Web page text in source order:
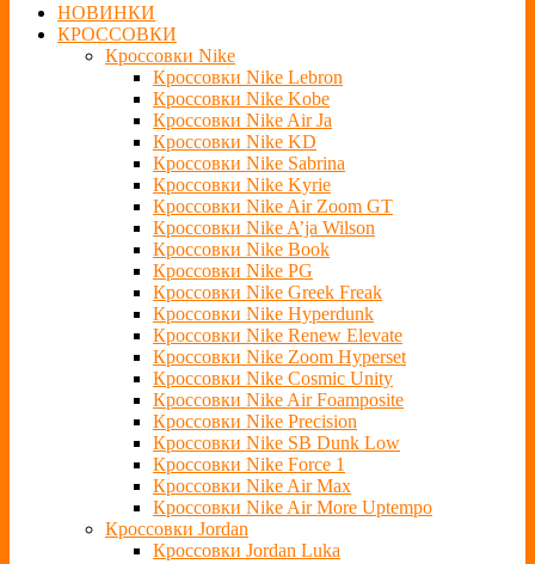
НОВИНКИ
КРОССОВКИ
Кроссовки Nike
Кроссовки Nike Lebron
Кроссовки Nike Kobe
Кроссовки Nike Air Ja
Кроссовки Nike KD
Кроссовки Nike Sabrina
Кроссовки Nike Kyrie
Кроссовки Nike Air Zoom GT
Кроссовки Nike A’ja Wilson
Кроссовки Nike Book
Кроссовки Nike PG
Кроссовки Nike Greek Freak
Кроссовки Nike Hyperdunk
Кроссовки Nike Renew Elevate
Кроссовки Nike Zoom Hyperset
Кроссовки Nike Cosmic Unity
Кроссовки Nike Air Foamposite
Кроссовки Nike Precision
Кроссовки Nike SB Dunk Low
Кроссовки Nike Force 1
Кроссовки Nike Air Max
Кроссовки Nike Air More Uptempo
Кроссовки Jordan
Кроссовки Jordan Luka